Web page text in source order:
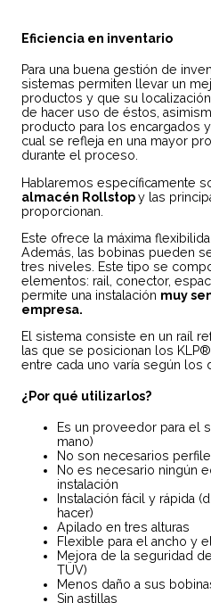
Eficiencia en inventario
Para una buena gestión de
sistemas permiten llevar un
productos y que su
de hacer uso de éstos,
producto para los encargados
cual se refleja en una mayor
durante el proceso.
Hablaremos específicamente
almacén Rollstopy las
proporcionan.
Este ofrece la máxima
Además, las bobinas pueden
tres niveles. Este tipo se
elementos: rail, conector,
permite una instalación muy
empresa.
El sistema consiste en un raíl
las que se posicionan los
entre cada uno varía según los
¿Por qué utilizarlos?
Es un proveedor para el
mano)
No son necesarios
No es necesario ningún
instalación
Instalación fácil y rápida
hacer)
Apilado en tres alturas
Flexible para el ancho y
Mejora de la seguridad
TÜV)
Menos daño a sus
Sin astillas